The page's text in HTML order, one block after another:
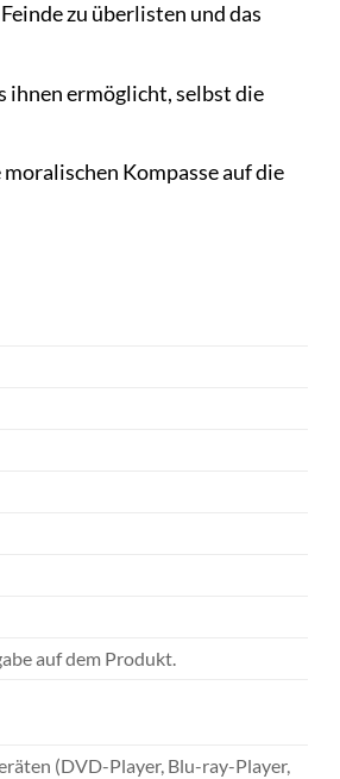
zu überlisten und das
ihnen ermöglicht, selbst die
Kompasse auf die
auf dem Produkt.
(DVD-Player, Blu-ray-Player,